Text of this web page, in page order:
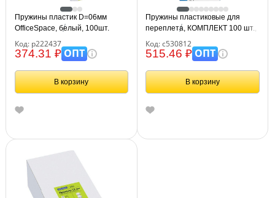
Пружины пластик D=06мм
OfficeSpace, белый, 100шт.
Код: р222437
374.31 ₽ОПТ
В корзину
Пружины пластиковые для
переплета, КОМПЛЕКТ 100 шт.,
белые, BRAUBERG, 530812
Код: с530812
515.46 ₽ОПТ
В корзину